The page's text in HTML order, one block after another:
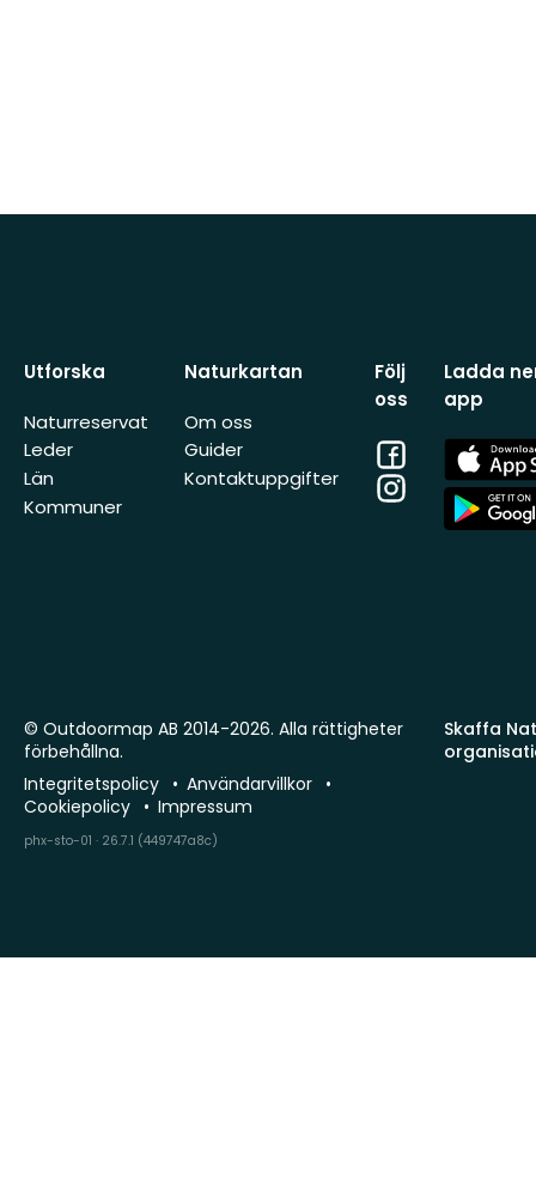
Utforska
Naturreservat
Leder
Län
Kommuner
Naturkartan
Om oss
Guider
Kontaktuppgifter
Följ
oss
Facebook
Instagram
Ladda
app
App
Store
App
Store
Skaffa
© Outdoormap AB 2014-2026. Alla rättigheter
förbehållna.
Integritetspolicy
Användarvillkor
Cookiepolicy
Impressum
phx-sto-01 · 26.7.1 (449747a8c)